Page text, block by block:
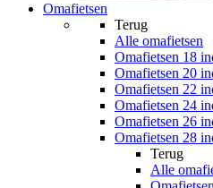
Omafietsen
Terug
Alle omafietsen
Omafietsen 18
Omafietsen 20
Omafietsen 22
Omafietsen 24
Omafietsen 26
Omafietsen 28
Terug
Alle